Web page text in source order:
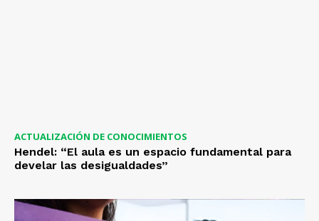
ACTUALIZACIÓN DE CONOCIMIENTOS
Hendel: “El aula es un espacio fundamental para
develar las desigualdades”